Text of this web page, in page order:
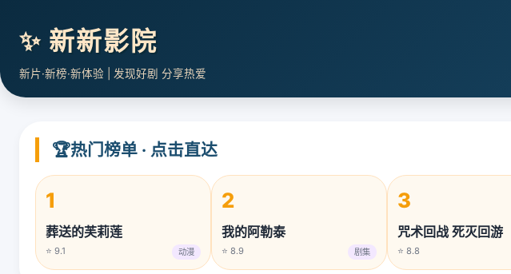
✨ 新新影院
新片·新榜·新体验 | 发现好剧 分享热爱
🏆热门榜单 · 点击直达
1
葬送的芙莉莲
⭐ 9.1 动漫
2
我的阿勒泰
⭐ 8.9 剧集
3
咒术回战 死灭回游
⭐ 8.8